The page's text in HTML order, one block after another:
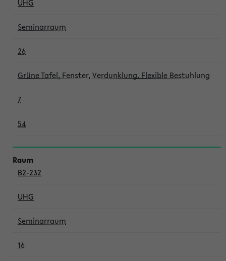
UHG
Seminarraum
26
Grüne Tafel, Fenster, Verdunklung, Flexible Bestuhlung
7
54
B2-232
UHG
Seminarraum
16